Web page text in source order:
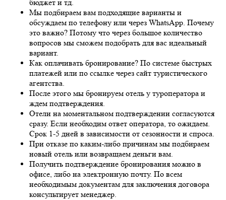
бюджет и тд.
Мы подбираем вам подходящие варианты и
обсуждаем по телефону или через WhatsApp. Почему
это важно? Потому что через большое количество
вопросов мы сможем подобрать для вас идеальный
вариант.
Как оплачивать бронирование? По системе быстрых
платежей или по ссылке через сайт туристического
агентства.
После этого мы бронируем отель у туроператора и
ждем подтверждения.
Отели на моментальном подтверждении согласуются
сразу. Если необходим ответ оператора, то ожидаем.
Срок 1-5 дней в зависимости от сезонности и спроса.
При отказе по каким-либо причинам мы подбираем
новый отель или возвращаем деньги вам.
Получить подтверждение бронирования можно в
офисе, либо на электронную почту. По всем
необходимым документам для заключения договора
консультирует менеджер.